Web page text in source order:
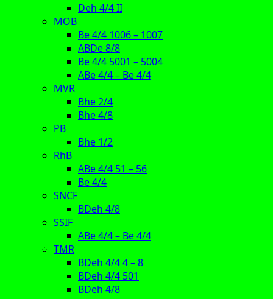
Deh 4/4 II
MOB
Be 4/4 1006 – 1007
ABDe 8/8
Be 4/4 5001 – 5004
ABe 4/4 – Be 4/4
MVR
Bhe 2/4
Bhe 4/8
PB
Bhe 1/2
RhB
ABe 4/4 51 – 56
Be 4/4
SNCF
BDeh 4/8
SSIF
ABe 4/4 – Be 4/4
TMR
BDeh 4/4 4 – 8
BDeh 4/4 501
BDeh 4/8